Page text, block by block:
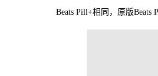
Beats Pill+相同，原版Beats